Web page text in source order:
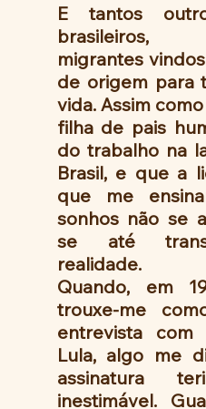
E tantos
brasileiros,
migrantes
de origem para
vida. Assim
filha de pais
do trabalho na
Brasil, e que a
que me
sonhos não se
se até
realidade.
Quando, em
trouxe-me
entrevista
Lula, algo me
assinatura
inestimável.